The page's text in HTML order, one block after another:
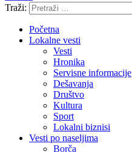
Traži:
Početna
Lokalne vesti
Vesti
Hronika
Servisne informacije
Dešavanja
Društvo
Kultura
Sport
Lokalni biznisi
Vesti po naseljima
Borča